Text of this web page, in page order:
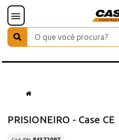
PRISIONEIRO - Case CE